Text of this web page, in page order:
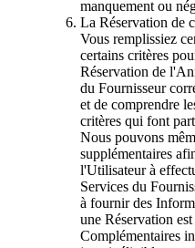
manquement ou
La Réservation de
Vous remplissiez
certains critères
Réservation de
du Fournisseur
et de comprendre
critères qui font
Nous pouvons
supplémentaires
l'Utilisateur à
Services du
à fournir des
une Réservation
Complémentaires